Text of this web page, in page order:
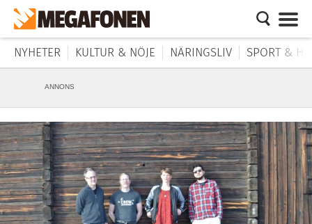
NYHETER KULTUR & NÖJE NÄRINGSLIV SPORT &
ANNONS